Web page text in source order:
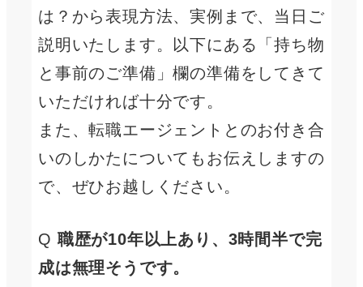
は？から表現方法、実例まで、当日ご
説明いたします。以下にある「持ち物
と事前のご準備」欄の準備をしてきて
いただければ十分です。
また、転職エージェントとのお付き合
いのしかたについてもお伝えしますの
で、ぜひお越しください。
Q 職歴が10年以上あり、3時間半で完
成は無理そうです。